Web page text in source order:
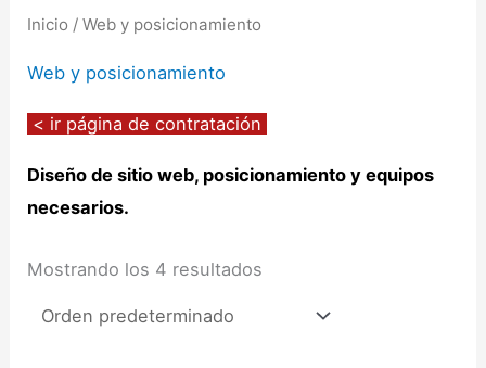
Inicio / Web y posicionamiento
Web y posicionamiento
< ir página de contratación
Diseño de sitio web, posicionamiento y equipos
necesarios.
Mostrando los 4 resultados